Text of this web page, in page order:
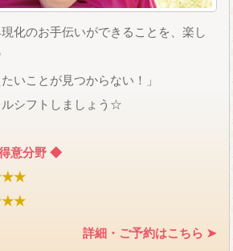
化のお手伝いができることを、楽し
いことが見つからない！」
シフトしましょう☆
意分野 ◆
詳細・ご予約はこちら ➤